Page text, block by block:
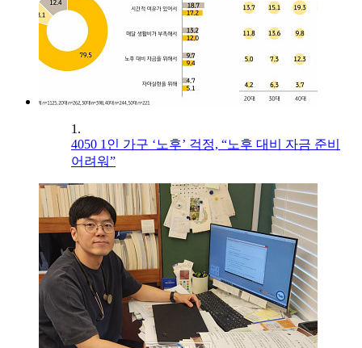
1.
4050 1인 가구 ‘노후’ 걱정, “노후 대비 자금 준비
어려워”